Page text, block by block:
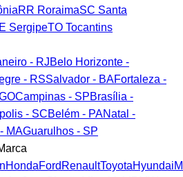
RR RoraimaSC Santa
SergipeTO Tocantins
- RJBelo Horizonte -
- RSSalvador - BAFortaleza -
Campinas - SPBrasília -
- SCBelém - PANatal -
MAGuarulhos - SP
HondaFord RenaultToyotaHyundai